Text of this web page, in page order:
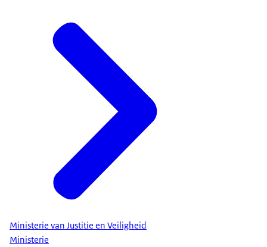
Ministerie van Justitie en Veiligheid
Ministerie